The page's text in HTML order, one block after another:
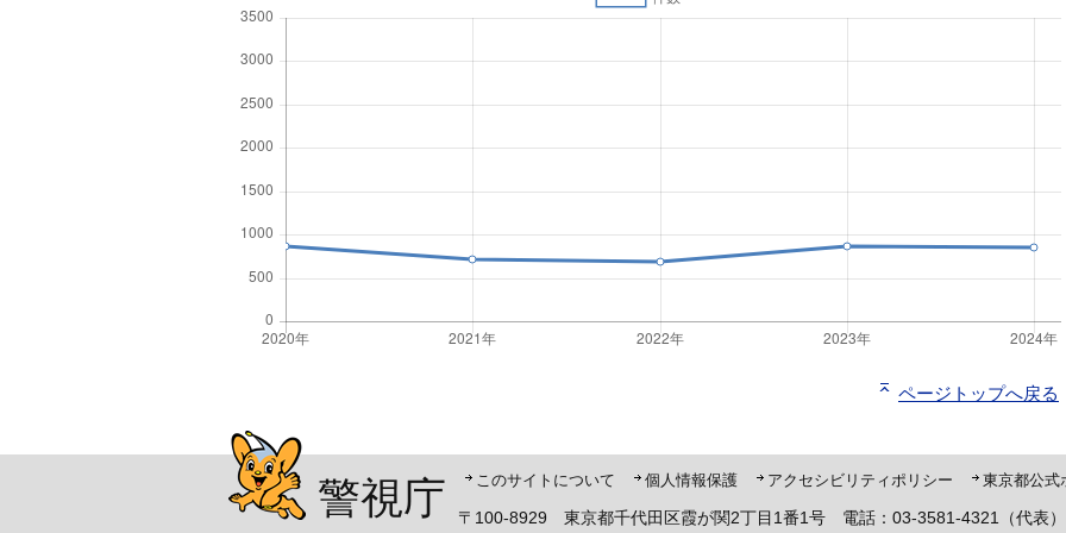
ページトップへ戻る
警視庁 このサイトについて 個人情報保護 アクセシビリティポリシー 東京都公式
〒100-8929 東京都千代田区霞が関2丁目1番1号 電話：03-3581-4321（代表）